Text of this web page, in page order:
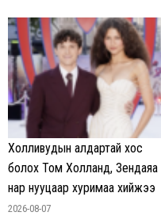
Холливудын алдартай хос
болох Том Холланд, Зендаяа
нар нууцаар хуримаа хийжээ
2026-08-07